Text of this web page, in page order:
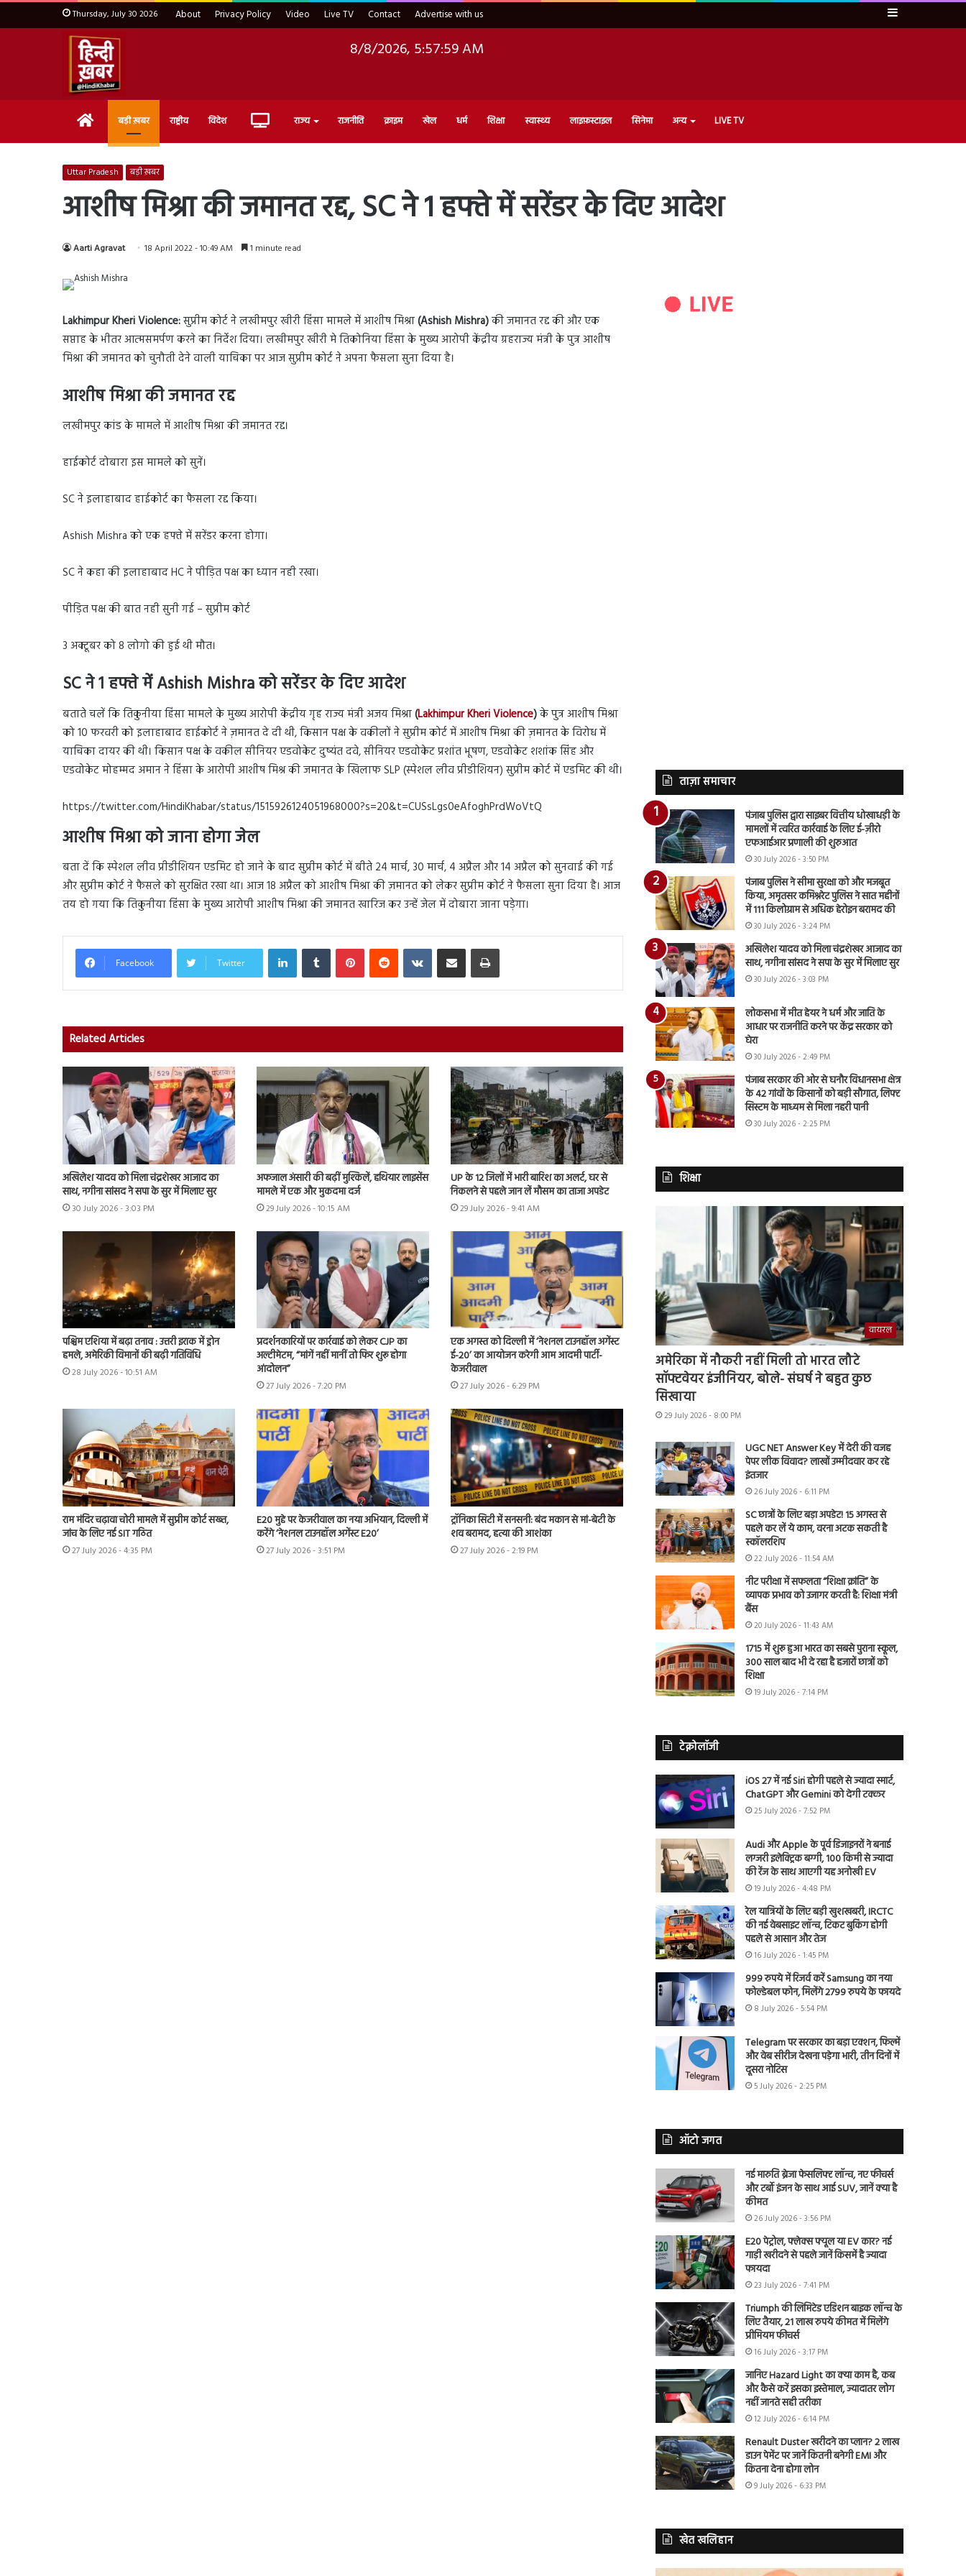
Thursday, July 30 2026 About Privacy Policy Video Live TV Contact Advertise with us Sidebar
8/8/2026, 5:58:00 AM
Home बड़ी ख़बर राष्ट्रीय विदेश Live राज्य राजनीति क्राइम खेल धर्म शिक्षा स्वास्थ्य लाइफ़स्टाइल सिनेमा अन्य LIVE TV
Uttar Pradesh बड़ी ख़बर
आशीष मिश्रा की जमानत रद्द, SC ने 1 हफ्ते में सरेंडर के दिए आदेश
Aarti Agravat 18 April 2022 - 10:49 AM 1 minute read
Lakhimpur Kheri Violence:सुप्रीम कोर्ट ने लखीमपुर खीरी हिंसा मामले में आशीष मिश्रा(Ashish Mishra)की जमानत रद्द की और एक
सप्ताह के भीतर आत्मसमर्पण करने का निर्देश दिया। लखीमपुर खीरी मे तिकोनिया हिंसा के मुख्य आरोपी केंद्रीय ग्रहराज्य मंत्री के पुत्र आशीष
मिश्रा की जमानत को चुनौती देने वाली याचिका पर आज सुप्रीम कोर्ट ने अपना फैसला सुना दिया है।
आशीष मिश्रा की जमानत रद्द
लखीमपुर कांड के मामले में आशीष मिश्रा की जमानत रद्द।
हाईकोर्ट दोबारा इस मामले को सुनें।
SC ने इलाहाबाद हाईकोर्ट का फैसला रद्द किया।
Ashish Mishra को एक हफ्ते में सरेंडर करना होगा।
SC ने कहा की इलाहाबाद HC ने पीड़ित पक्ष का ध्यान नही रखा।
पीड़ित पक्ष की बात नही सुनी गई – सुप्रीम कोर्ट
3 अक्टूबर को 8 लोगो की हुई थी मौत।
SC ने 1 हफ्ते में Ashish Mishraकोसरेंडर के दिए आदेश
बताते चलें कि तिकुनीया हिंसा मामले के मुख्य आरोपी केंद्रीय गृह राज्य मंत्री अजय मिश्रा(Lakhimpur Kheri Violence)के पुत्र आशीष मिश्रा
को 10 फरवरी को इलाहाबाद हाईकोर्ट ने ज़मानत दे दी थी, किसान पक्ष के वकीलों ने सुप्रीम कोर्ट में आशीष मिश्रा की ज़मानत के विरोध में
याचिका दायर की थी। किसान पक्ष के वकील सीनियर एडवोकेट दुष्यंत दवे, सीनियर एडवोकेट प्रशांत भूषण, एडवोकेट शशांक सिंह और
एडवोकेट मोहम्मद अमान ने हिंसा के आरोपी आशीष मिश्र की जमानत के खिलाफ SLP (स्पेशल लीव प्रीडीशियन) सुप्रीम कोर्ट में एडमिट की थी।
https://twitter.com/HindiKhabar/status/1515926124051968000?s=20&t=CUSsLgs0eAfoghPrdWoVtQ
आशीष मिश्रा को जाना होगा जेल
बता दें कि स्पेशल लीव प्रीडीशियन एडमिट हो जाने के बाद सुप्रीम कोर्ट में बीते 24 मार्च, 30 मार्च, 4 अप्रैल और 14 अप्रैल को सुनवाई की गई
और सुप्रीम कोर्ट ने फैसले को सुरक्षित रखा था। आज 18 अप्रैल को आशीष मिश्रा की ज़मानत को लेकर सुप्रीम कोर्ट ने फैसला सुना दिया है। आज
तय हो गया कि तिकुनीया हिंसा के मुख्य आरोपी आशीष मिश्रा की जमानत खारिज कर उन्हें जेल में दोबारा जाना पड़ेगा।
Facebook Twitter
LinkedInTumblr PinterestReddit VKontakteShare via Email Print
Related Articles
अखिलेश यादव को मिला चंद्रशेखर आजाद का
साथ, नगीना सांसद ने सपा के सुर में मिलाए सुर
30 July 2026 - 3:03 PM
अफजाल अंसारी की बढ़ीं मुश्किलें, हथियार लाइसेंस
मामले में एक और मुकदमा दर्ज
29 July 2026 - 10:15 AM
UP के 12 जिलों में भारी बारिश का अलर्ट, घर से
निकलने से पहले जान लें मौसम का ताजा अपडेट
29 July 2026 - 9:41 AM
पश्चिम एशिया में बढ़ा तनाव : उत्तरी इराक में ड्रोन
हमले, अमेरिकी विमानों की बढ़ी गतिविधि
28 July 2026 - 10:51 AM
प्रदर्शनकारियों पर कार्रवाई को लेकर CJP का
अल्टीमेटम, “मांगें नहीं मानीं तो फिर शुरू होगा
आंदोलन”
27 July 2026 - 7:20 PM
एक अगस्त को दिल्ली में ‘नेशनल टाउनहॉल अगेंस्ट
ई-20’ का आयोजन करेगी आम आदमी पार्टी-
केजरीवाल
27 July 2026 - 6:29 PM
राम मंदिर चढ़ावा चोरी मामले में सुप्रीम कोर्ट सख्त,
जांच के लिए नई SIT गठित
27 July 2026 - 4:35 PM
E20 मुद्दे पर केजरीवाल का नया अभियान, दिल्ली में
करेंगे ‘नेशनल टाउनहॉल अगेंस्ट E20’
27 July 2026 - 3:51 PM
ट्रॉनिका सिटी में सनसनी: बंद मकान से मां-बेटी के
शव बरामद, हत्या की आशंका
27 July 2026 - 2:19 PM
ताज़ा समाचार
पंजाब पुलिस द्वारा साइबर वित्तीय धोखाधड़ी के
मामलों में त्वरित कार्रवाई के लिए ई-ज़ीरो
एफआईआर प्रणाली की शुरुआत
30 July 2026 - 3:50 PM
पंजाब पुलिस ने सीमा सुरक्षा को और मजबूत
किया, अमृतसर कमिश्नरेट पुलिस ने सात महीनों
में 111 किलोग्राम से अधिक हेरोइन बरामद की
30 July 2026 - 3:24 PM
अखिलेश यादव को मिला चंद्रशेखर आजाद का
साथ, नगीना सांसद ने सपा के सुर में मिलाए सुर
30 July 2026 - 3:03 PM
लोकसभा में मीत हेयर ने धर्म और जाति के
आधार पर राजनीति करने पर केंद्र सरकार को
घेरा
30 July 2026 - 2:49 PM
पंजाब सरकार की ओर से घनौर विधानसभा क्षेत्र
के 42 गांवों के किसानों को बड़ी सौगात, लिफ्ट
सिस्टम के माध्यम से मिला नहरी पानी
30 July 2026 - 2:25 PM
शिक्षा
वायरल
अमेरिका में नौकरी नहीं मिली तो भारत लौटे
सॉफ्टवेयर इंजीनियर, बोले- संघर्ष ने बहुत कुछ
सिखाया
29 July 2026 - 8:00 PM
UGC NET Answer Key में देरी की वजह
पेपर लीक विवाद? लाखों उम्मीदवार कर रहे
इंतजार
26 July 2026 - 6:11 PM
SC छात्रों के लिए बड़ा अपडेट! 15 अगस्त से
पहले कर लें ये काम, वरना अटक सकती है
स्कॉलरशिप
22 July 2026 - 11:54 AM
नीट परीक्षा में सफलता “शिक्षा क्रांति” के
व्यापक प्रभाव को उजागर करती है: शिक्षा मंत्री
बैंस
20 July 2026 - 11:43 AM
1715 में शुरू हुआ भारत का सबसे पुराना स्कूल,
300 साल बाद भी दे रहा है हजारों छात्रों को
शिक्षा
19 July 2026 - 7:14 PM
टेक्नोलॉजी
iOS 27 में नई Siri होगी पहले से ज्यादा स्मार्ट,
ChatGPT और Gemini को देगी टक्कर
25 July 2026 - 7:52 PM
Audi और Apple के पूर्व डिजाइनरों ने बनाई
लग्जरी इलेक्ट्रिक बग्गी, 100 किमी से ज्यादा
की रेंज के साथ आएगी यह अनोखी EV
19 July 2026 - 4:48 PM
रेल यात्रियों के लिए बड़ी खुशखबरी, IRCTC
की नई वेबसाइट लॉन्च, टिकट बुकिंग होगी
पहले से आसान और तेज
16 July 2026 - 1:45 PM
999 रुपये में रिजर्व करें Samsung का नया
फोल्डेबल फोन, मिलेंगे 2799 रुपये के फायदे
8 July 2026 - 5:54 PM
Telegram पर सरकार का बड़ा एक्शन, फिल्में
और वेब सीरीज देखना पड़ेगा भारी, तीन दिनों में
दूसरा नोटिस
5 July 2026 - 2:25 PM
ऑटो जगत
नई मारुति ब्रेजा फेसलिफ्ट लॉन्च, नए फीचर्स
और टर्बो इंजन के साथ आई SUV, जानें क्या है
कीमत
26 July 2026 - 3:56 PM
E20 पेट्रोल, फ्लेक्स फ्यूल या EV कार? नई
गाड़ी खरीदने से पहले जानें किसमें है ज्यादा
फायदा
23 July 2026 - 7:41 PM
Triumph की लिमिटेड एडिशन बाइक लॉन्च के
लिए तैयार, 21 लाख रुपये कीमत में मिलेंगे
प्रीमियम फीचर्स
16 July 2026 - 3:17 PM
जानिए Hazard Light का क्या काम है, कब
और कैसे करें इसका इस्तेमाल, ज्यादातर लोग
नहीं जानते सही तरीका
12 July 2026 - 6:14 PM
Renault Duster खरीदने का प्लान? 2 लाख
डाउन पेमेंट पर जानें कितनी बनेगी EMI और
कितना देना होगा लोन
9 July 2026 - 6:33 PM
खेत खलिहान